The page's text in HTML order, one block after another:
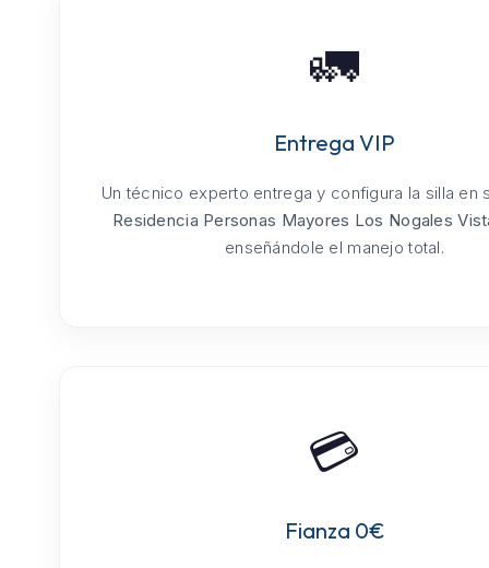
🚛
Entrega VIP
Un técnico experto entrega y configura la silla en
Residencia Personas Mayores Los Nogales
enseñándole el manejo total.
💳
Fianza 0€